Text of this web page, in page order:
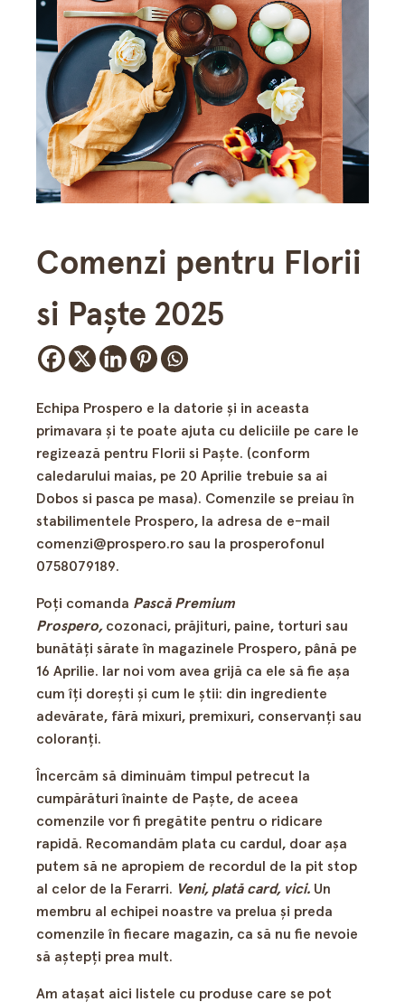
Comenzi pentru Florii
si Paşte 2025
Echipa Prospero e la datorie şi in aceasta
primavara şi te poate ajuta cu deliciile pe care le
regizează pentru Florii si Paşte. (conform
caledarului maias, pe 20 Aprilie trebuie sa ai
Dobos si pasca pe masa). Comenzile se preiau în
stabilimentele Prospero, la adresa de e-mail
comenzi@prospero.ro sau la prosperofonul
0758079189.
Poți comanda Pască Premium
Prospero, cozonaci, prăjituri, paine, torturi sau
bunătăți sărate în magazinele Prospero, până pe
16 Aprilie. Iar noi vom avea grijă ca ele să fie așa
cum îți dorești și cum le știi: din ingrediente
adevărate, fără mixuri, premixuri, conservanți sau
coloranți.
Încercăm să diminuăm timpul petrecut la
cumpărături înainte de Paşte, de aceea
comenzile vor fi pregătite pentru o ridicare
rapidă. Recomandăm plata cu cardul, doar aşa
putem să ne apropiem de recordul de la pit stop
al celor de la Ferarri. Veni, plată card, vici. Un
membru al echipei noastre va prelua și preda
comenzile în fiecare magazin, ca să nu fie nevoie
să aștepți prea mult.
Am ataşat aici listele cu produse care se pot